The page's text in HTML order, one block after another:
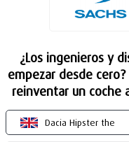
¿Los ingenieros y
empezar desde
reinventar un coche
Dacia Hipster the